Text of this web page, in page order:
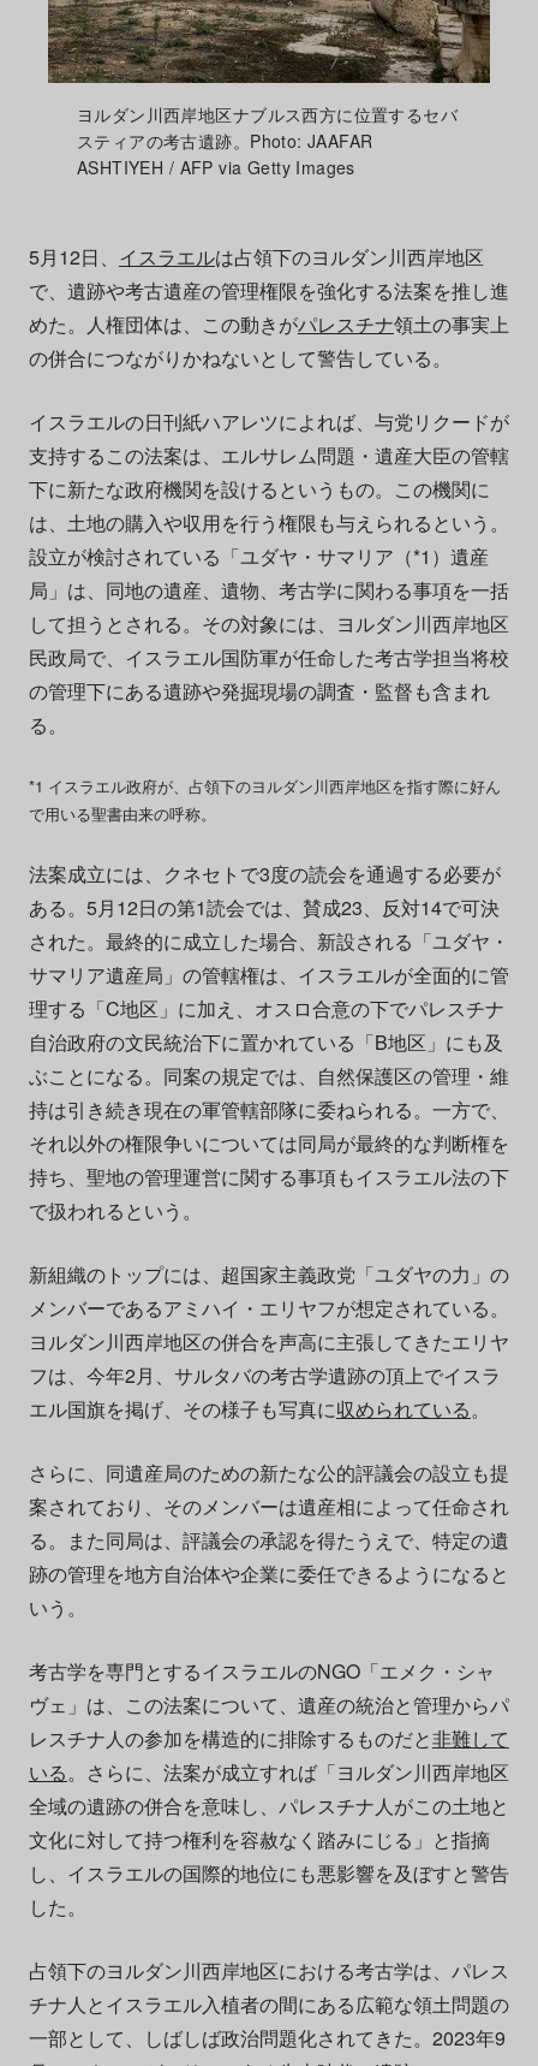
ヨルダン川西岸地区ナブルス西方に位置するセバ
スティアの考古遺跡。Photo: JAAFAR
ASHTIYEH / AFP via Getty Images
5月12日、 イスラエルは占領下のヨルダン川西岸地区
で、遺跡や考古遺産の管理権限を強化する法案を推し進
めた。人権団体は、この動きがパレスチナ領土の事実上
の併合につながりかねないとして警告している。
イスラエルの日刊紙ハアレツによれば、与党リクードが
支持するこの法案は、エルサレム問題・遺産大臣の管轄
下に新たな政府機関を設けるというもの。この機関に
は、土地の購入や収用を行う権限も与えられるという。
設立が検討されている「ユダヤ・サマリア（*1）遺産
局」は、同地の遺産、遺物、考古学に関わる事項を一括
して担うとされる。その対象には、ヨルダン川西岸地区
民政局で、イスラエル国防軍が任命した考古学担当将校
の管理下にある遺跡や発掘現場の調査・監督も含まれ
る。
*1 イスラエル政府が、占領下のヨルダン川西岸地区を指す際に好ん
で用いる聖書由来の呼称。
法案成立には、クネセトで3度の読会を通過する必要が
ある。5月12日の第1読会では、賛成23、反対14で可決
された。最終的に成立した場合、新設される「ユダヤ・
サマリア遺産局」の管轄権は、イスラエルが全面的に管
理する「C地区」に加え、オスロ合意の下でパレスチナ
自治政府の文民統治下に置かれている「B地区」にも及
ぶことになる。同案の規定では、自然保護区の管理・維
持は引き続き現在の軍管轄部隊に委ねられる。一方で、
それ以外の権限争いについては同局が最終的な判断権を
持ち、聖地の管理運営に関する事項もイスラエル法の下
で扱われるという。
新組織のトップには、超国家主義政党「ユダヤの力」の
メンバーであるアミハイ・エリヤフが想定されている。
ヨルダン川西岸地区の併合を声高に主張してきたエリヤ
フは、今年2月、サルタバの考古学遺跡の頂上でイスラ
エル国旗を掲げ、その様子も写真に収められている。
さらに、同遺産局のための新たな公的評議会の設立も提
案されており、そのメンバーは遺産相によって任命され
る。また同局は、評議会の承認を得たうえで、特定の遺
跡の管理を地方自治体や企業に委任できるようになると
いう。
考古学を専門とするイスラエルのNGO「エメク・シャ
ヴェ」は、この法案について、遺産の統治と管理からパ
レスチナ人の参加を構造的に排除するものだと非難して
いる。さらに、法案が成立すれば「ヨルダン川西岸地区
全域の遺跡の併合を意味し、パレスチナ人がこの土地と
文化に対して持つ権利を容赦なく踏みにじる」と指摘
し、イスラエルの国際的地位にも悪影響を及ぼすと警告
した。
占領下のヨルダン川西岸地区における考古学は、パレス
チナ人とイスラエル入植者の間にある広範な領土問題の
一部として、しばしば政治問題化されてきた。2023年9